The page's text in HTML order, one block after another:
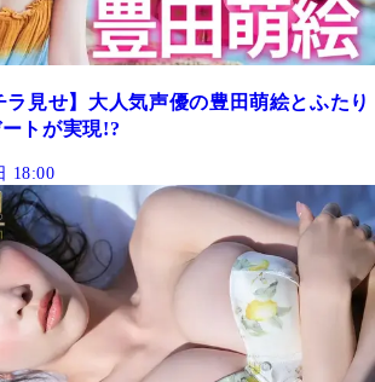
ラ見せ】大人気声優の豊田萌絵とふたり
トが実現!?
18:00